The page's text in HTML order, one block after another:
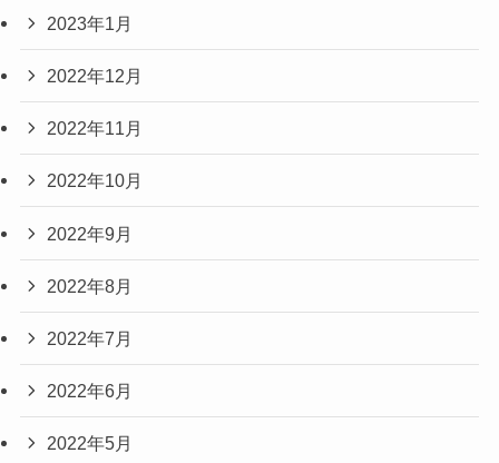
2023年1月
2022年12月
2022年11月
2022年10月
2022年9月
2022年8月
2022年7月
2022年6月
2022年5月